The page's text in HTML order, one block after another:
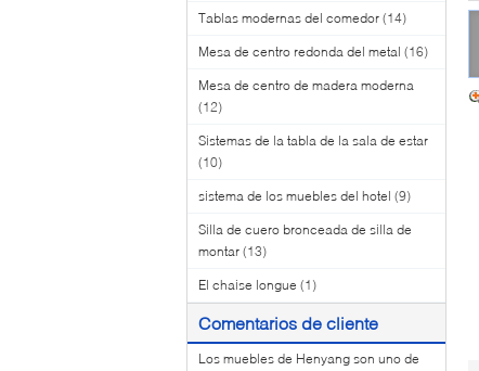
Tablas modernas del comedor (14)
Mesa de centro redonda del metal (16)
Mesa de centro de madera moderna
(12)
Sistemas de la tabla de la sala de estar
(10)
sistema de los muebles del hotel (9)
Silla de cuero bronceada de silla de
montar (13)
El chaise longue (1)
Comentarios de cliente
Los muebles de Henyang son uno de